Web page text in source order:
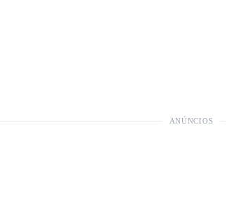
ANÚNCIOS